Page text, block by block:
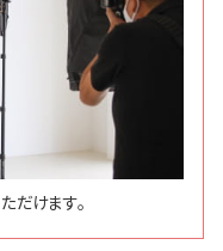
だけます。